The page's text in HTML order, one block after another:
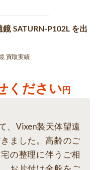
SATURN-P102L を出
買取実績
ください 円
、Vixen製天体望遠
ました。高齢のご
の整理に伴うご相